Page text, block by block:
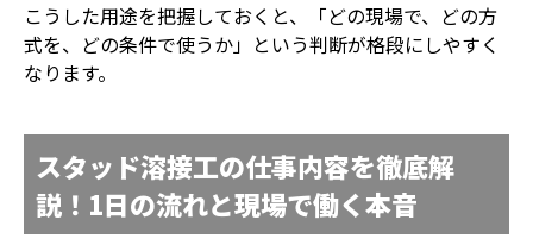
こうした用途を把握しておくと、「どの現場で、どの方
式を、どの条件で使うか」という判断が格段にしやすく
なります。
スタッド溶接工の仕事内容を徹底解
説！1日の流れと現場で働く本音